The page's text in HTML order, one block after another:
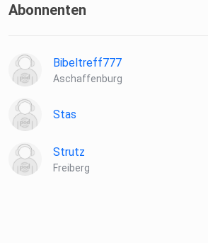
Abonnenten
Bibeltreff777
Aschaffenburg
Stas
Strutz
Freiberg